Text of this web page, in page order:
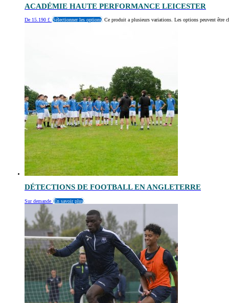
ACADÉMIE HAUTE PERFORMANCE LEICESTER
De 15.190 £ Sélectionner les options Ce produit a plusieurs variations. Les options peuvent être
DÉTECTIONS DE FOOTBALL EN ANGLETERRE
Sur demande En savoir plus